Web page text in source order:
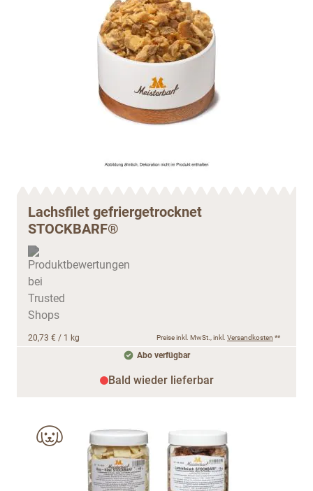
Lachsfilet gefriergetrocknet
STOCKBARF®
20,73 € / 1 kg Preise inkl. MwSt., inkl. Versandkosten **
Abo verfügbar
Bald wieder lieferbar